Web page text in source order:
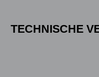
TECHNISCHE